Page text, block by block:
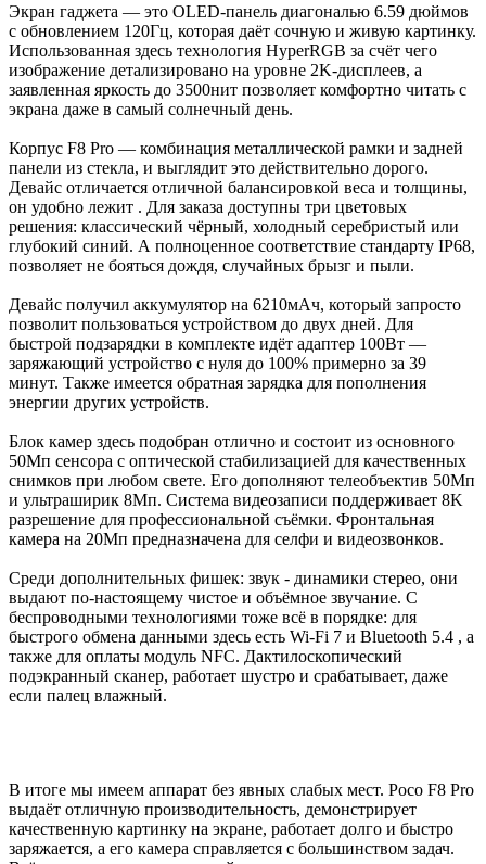
Экран гаджета — это OLED-панель диагональю 6.59 дюймов
с обновлением 120Гц, которая даёт сочную и живую картинку.
Использованная здесь технология HyperRGB за счёт чего
изображение детализировано на уровне 2K-дисплеев, а
заявленная яркость до 3500нит позволяет комфортно читать с
экрана даже в самый солнечный день.
Корпус F8 Pro — комбинация металлической рамки и задней
панели из стекла, и выглядит это действительно дорого.
Девайс отличается отличной балансировкой веса и толщины,
он удобно лежит . Для заказа доступны три цветовых
решения: классический чёрный, холодный серебристый или
глубокий синий. А полноценное соответствие стандарту IP68,
позволяет не бояться дождя, случайных брызг и пыли.
Девайс получил аккумулятор на 6210мАч, который запросто
позволит пользоваться устройством до двух дней. Для
быстрой подзарядки в комплекте идёт адаптер 100Вт —
заряжающий устройство с нуля до 100% примерно за 39
минут. Также имеется обратная зарядка для пополнения
энергии других устройств.
Блок камер здесь подобран отлично и состоит из основного
50Мп сенсора с оптической стабилизацией для качественных
снимков при любом свете. Его дополняют телеобъектив 50Мп
и ультраширик 8Мп. Система видеозаписи поддерживает 8K
разрешение для профессиональной съёмки. Фронтальная
камера на 20Мп предназначена для селфи и видеозвонков.
Среди дополнительных фишек: звук - динамики стерео, они
выдают по-настоящему чистое и объёмное звучание. С
беспроводными технологиями тоже всё в порядке: для
быстрого обмена данными здесь есть Wi-Fi 7 и Bluetooth 5.4 , а
также для оплаты модуль NFC. Дактилоскопический
подэкранный сканер, работает шустро и срабатывает, даже
если палец влажный.
В итоге мы имеем аппарат без явных слабых мест. Poco F8 Pro
выдаёт отличную производительность, демонстрирует
качественную картинку на экране, работает долго и быстро
заряжается, а его камера справляется с большинством задач.